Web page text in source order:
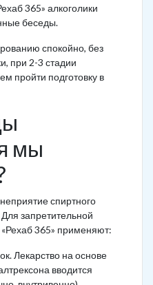
365» алкоголики
беседы.
спокойно, без
при 2-3 стадии
пройти подготовку в
мы
спиртного
запретительной
365» применяют:
Лекарство на основе
вводится